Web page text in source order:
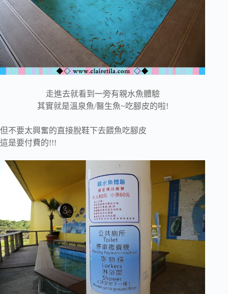
走進去就看到一旁有親水魚體驗
其實就是溫泉魚/醫生魚~吃腳皮的啦!
但不要太興奮的直接脫鞋下去餵魚吃腳皮
這是要付費的!!!